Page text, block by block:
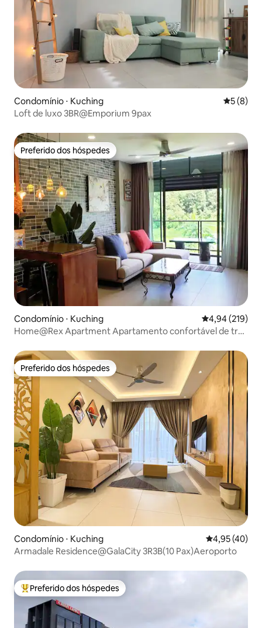
Condomínio ⋅ Kuching 5 de
5 (8)
Loft de luxo 3BR@Emporium 9pax
Preferido dos hóspedes
Preferido dos hóspedes
Condomínio ⋅ Kuching 4,94 de uma
4,94 (219)
Home@Rex Apartment Apartamento confortável de três
Preferido dos hóspedes
Preferido dos hóspedes
Condomínio ⋅ Kuching 4,95 de uma
4,95 (40)
Armadale Residence@GalaCity 3R3B(10 Pax)Aeroporto
Entre os melhores preferidos dos hóspedes
Preferido dos hóspedes